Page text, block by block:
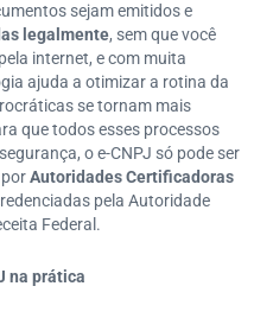
sejam emitidos e
legalmente, sem que você
internet, e com muita
ajuda a otimizar a rotina da
se tornam mais
que todos esses processos
o e-CNPJ só pode ser
Autoridades Certificadoras
pela Autoridade
Federal.
na prática